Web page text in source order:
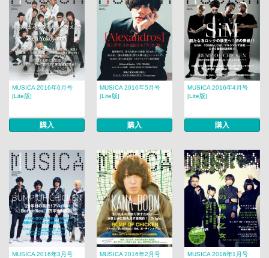
MUSICA 2016年6月号
[Lite版]
購入
MUSICA 2016年5月号
[Lite版]
購入
MUSICA 2016年4月号
[Lite版]
購入
MUSICA 2016年3月号
MUSICA 2016年2月号
MUSICA 2016年1月号